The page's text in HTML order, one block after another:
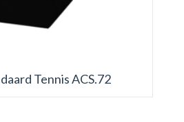
Tennis ACS.72